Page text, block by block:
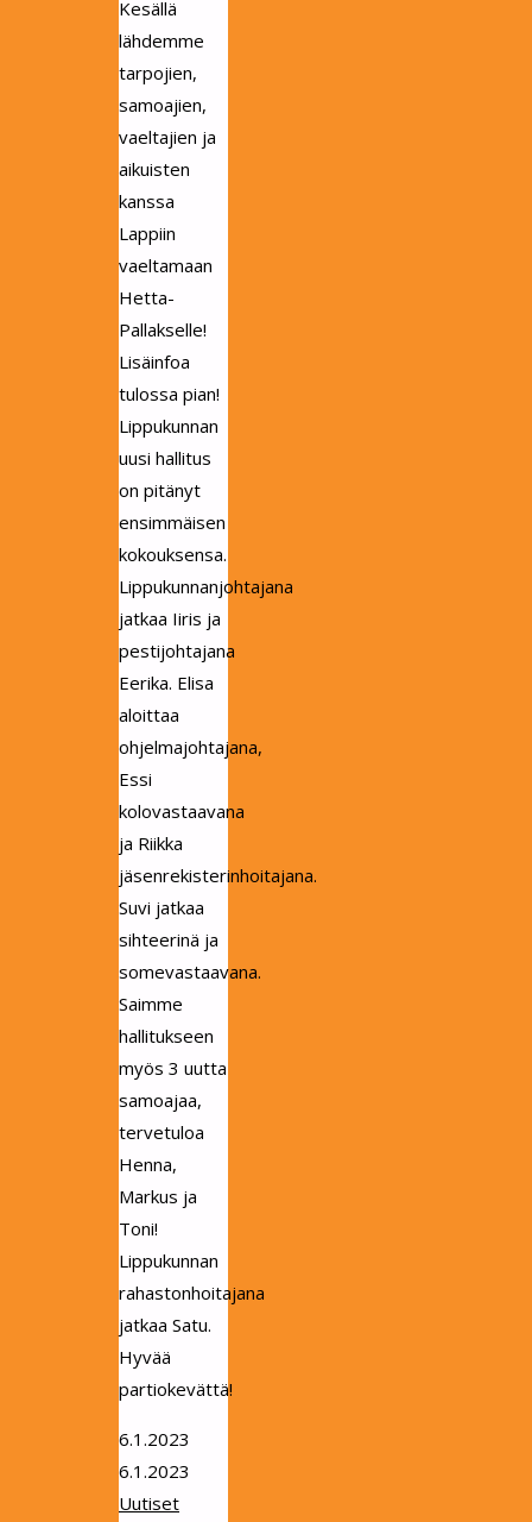
Kesällä
lähdemme
tarpojien,
samoajien,
vaeltajien ja
aikuisten
kanssa
Lappiin
vaeltamaan
Hetta-
Pallakselle!
Lisäinfoa
tulossa pian!
Lippukunnan
uusi hallitus
on pitänyt
ensimmäisen
kokouksensa.
Lippukunnanjohtajana
jatkaa Iiris ja
pestijohtajana
Eerika. Elisa
aloittaa
ohjelmajohtajana,
Essi
kolovastaavana
ja Riikka
jäsenrekisterinhoitajana.
Suvi jatkaa
sihteerinä ja
somevastaavana.
Saimme
hallitukseen
myös 3 uutta
samoajaa,
tervetuloa
Henna,
Markus ja
Toni!
Lippukunnan
rahastonhoitajana
jatkaa Satu.
Hyvää
partiokevättä!
6.1.2023
6.1.2023
Uutiset